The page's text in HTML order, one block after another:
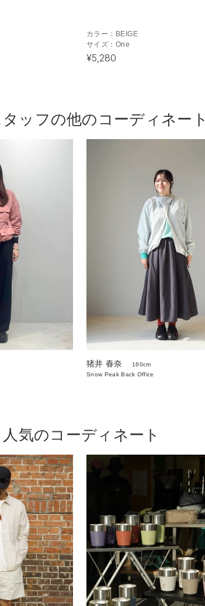
カラー： BEIGE
サイズ： One
¥5,280
ッフの他のコーディネート
猪井 春奈
160cm
Snow Peak Back Office
人気のコーディネート